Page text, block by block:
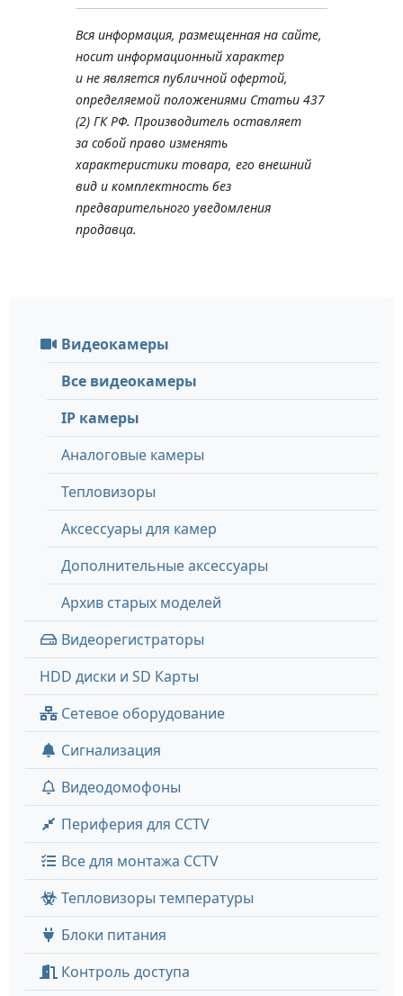
Вся информация, размещенная на сайте,
носит информационный характер
и не является публичной офертой,
определяемой положениями Статьи 437
(2) ГК РФ. Производитель оставляет
за собой право изменять
характеристики товара, его внешний
вид и комплектность без
предварительного уведомления
продавца.
Видеокамеры
Все видеокамеры
IP камеры
Аналоговые камеры
Тепловизоры
Аксессуары для камер
Дополнительные аксессуары
Архив старых моделей
Видеорегистраторы
HDD диски и SD Карты
Сетевое оборудование
Сигнализация
Видеодомофоны
Периферия для CCTV
Все для монтажа CCTV
Тепловизоры температуры
Блоки питания
Контроль доступа